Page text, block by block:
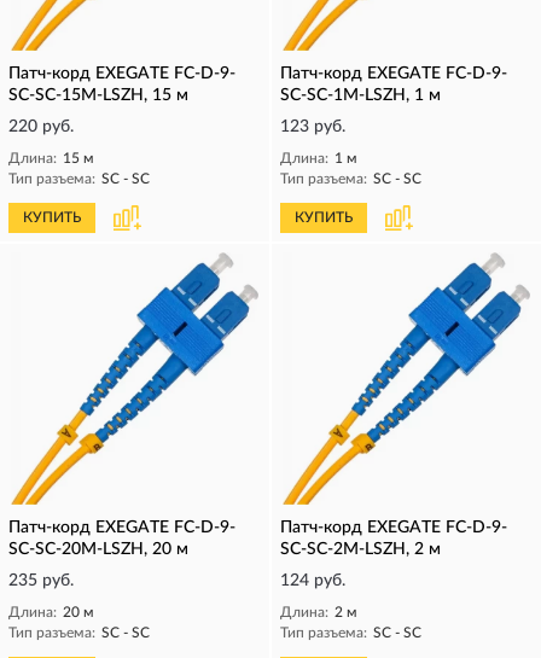
Патч-корд EXEGATE FC-D-9-
SC-SC-15M-LSZH, 15 м
220 руб.
Длина: 15 м
Тип разъема: SC - SC
КУПИТЬ
Патч-корд EXEGATE FC-D-9-
SC-SC-1M-LSZH, 1 м
123 руб.
Длина: 1 м
Тип разъема: SC - SC
КУПИТЬ
Патч-корд EXEGATE FC-D-9-
SC-SC-20M-LSZH, 20 м
235 руб.
Длина: 20 м
Тип разъема: SC - SC
Патч-корд EXEGATE FC-D-9-
SC-SC-2M-LSZH, 2 м
124 руб.
Длина: 2 м
Тип разъема: SC - SC